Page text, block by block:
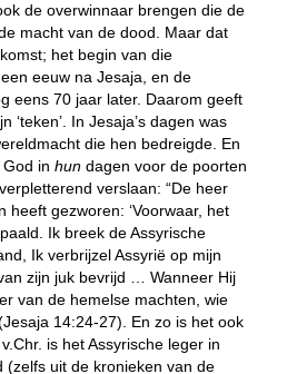
de overwinnaar brengen die de
macht van de dood. Maar dat
het begin van die
eeuw na Jesaja, en de
eens 70 jaar later. Daarom geeft
‘teken’. In Jesaja’s dagen was
die hen bedreigde. En
in hundagen voor de poorten
verslaan: “De heer
heeft gezworen: ‘Voorwaar, het
Ik breek de Assyrische
Ik verbrijzel Assyrië op mijn
zijn juk bevrijd … Wanneer Hij
van de hemelse machten, wie
14:24-27). En zo is het ook
is het Assyrische leger in
(zelfs uit de kronieken van de